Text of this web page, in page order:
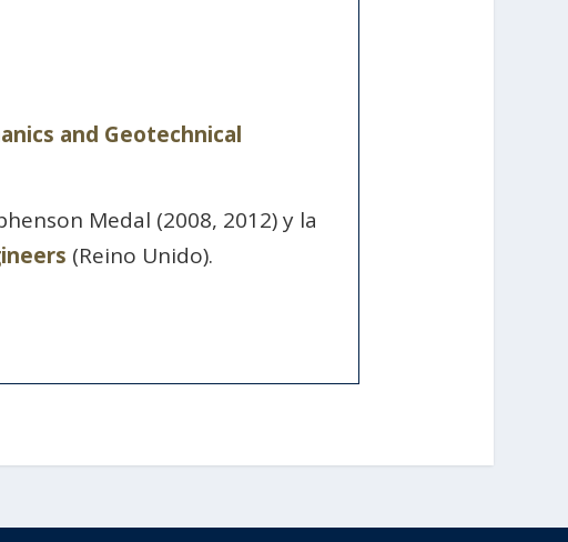
and Geotechnical
Medal (2008, 2012) y la
(Reino Unido).